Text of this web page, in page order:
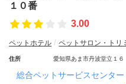
１０番
3.00
ペットホテル ペットサロン・トリ
住所 愛知県あま市丹波堂立１６
総合ペットサービスセンタ